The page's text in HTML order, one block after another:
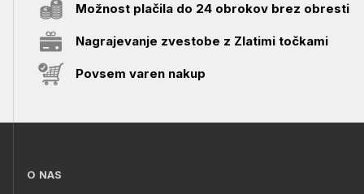
Možnost plačila do 24 obrokov brez obresti
Nagrajevanje zvestobe z Zlatimi točkami
Povsem varen nakup
O NAS